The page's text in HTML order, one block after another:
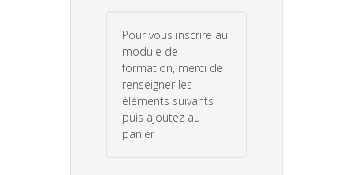
Pour vous inscrire au
module de
formation, merci de
renseigner les
éléments suivants
puis ajoutez au
panier